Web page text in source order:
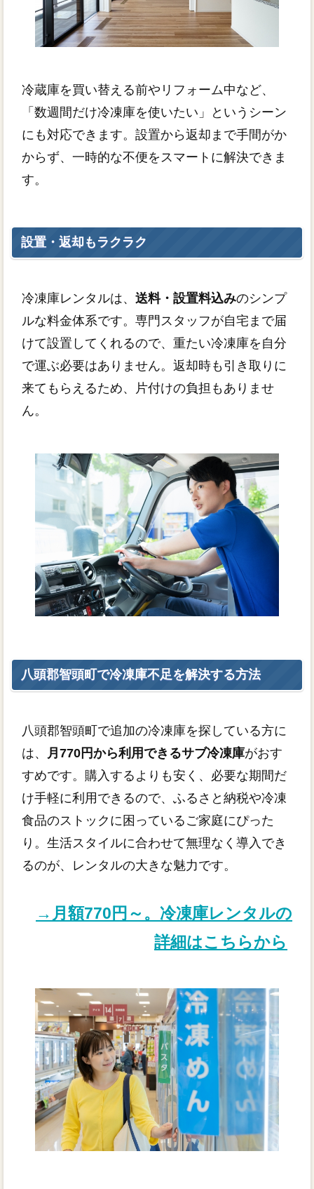
冷蔵庫を買い替える前やリフォーム中など、
「数週間だけ冷凍庫を使いたい」というシーン
にも対応できます。設置から返却まで手間がか
からず、一時的な不便をスマートに解決できま
す。
設置・返却もラクラク
冷凍庫レンタルは、 送料・設置料込みのシンプ
ルな料金体系です。専門スタッフが自宅まで届
けて設置してくれるので、重たい冷凍庫を自分
で運ぶ必要はありません。返却時も引き取りに
来てもらえるため、片付けの負担もありませ
ん。
八頭郡智頭町で冷凍庫不足を解決する方法
八頭郡智頭町で追加の冷凍庫を探している方に
は、
月770円から利用できるサブ冷凍庫がおす
すめです。購入するよりも安く、必要な期間だ
け手軽に利用できるので、ふるさと納税や冷凍
食品のストックに困っているご家庭にぴった
り。生活スタイルに合わせて無理なく導入でき
るのが、レンタルの大きな魅力です。
→月額770円～。冷凍庫レンタルの
詳細はこちらから